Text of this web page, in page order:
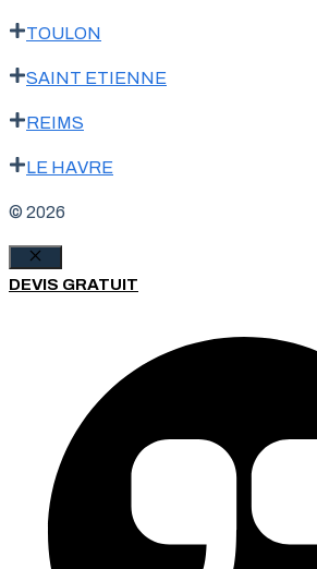
TOULON
SAINT ETIENNE
REIMS
LE HAVRE
© 2026
Fermer
DEVIS GRATUIT